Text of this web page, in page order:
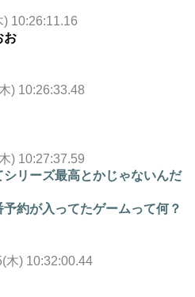
10:26:11.16
お
) 10:26:33.48
) 10:27:37.59
シリーズ最高とかじゃないんだ
約が入ってたゲームって何？
木) 10:32:00.44